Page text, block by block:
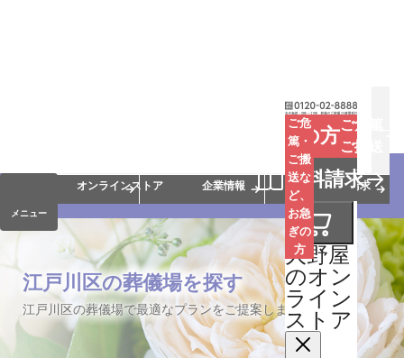
ご危
篤・
ご搬
送な
ど、
お急
ぎの
方
お急ぎの方ご危篤
ご搬送
資料請求
大野屋
のオン
ライン
ストア
メニュー
お仏壇
会員サービス
オンラインストア
企業情報 資料請求
江戸川区の葬儀場を探す
江戸川区の葬儀場で最適なプランをご提案します。